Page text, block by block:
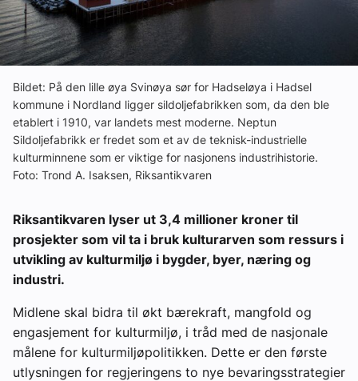
Bransjekommentar
Nyheter
Aktuelle prosjekter
Bildet: På den lille øya Svinøya sør for Hadseløya i Hadsel
kommune i Nordland ligger sildoljefabrikken som, da den ble
etablert i 1910, var landets mest moderne. Neptun
Sildoljefabrikk er fredet som et av de teknisk-industrielle
kulturminnene som er viktige for nasjonens industrihistorie.
Foto: Trond A. Isaksen, Riksantikvaren
Riksantikvaren lyser ut 3,4 millioner kroner til
prosjekter som vil ta i bruk kulturarven som ressurs i
utvikling av kulturmiljø i bygder, byer, næring og
industri.
Midlene skal bidra til økt bærekraft, mangfold og
engasjement for kulturmiljø, i tråd med de nasjonale
målene for kulturmiljøpolitikken. Dette er den første
utlysningen for regjeringens to nye bevaringsstrategier